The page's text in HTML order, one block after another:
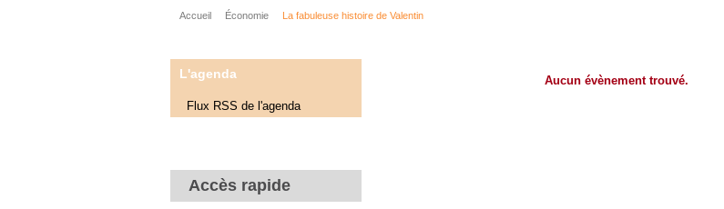
Accueil Économie La fabuleuse histoire de Valentin
L'agenda
Flux RSS de l'agenda
Accès rapide
Aucun évènement trouvé.